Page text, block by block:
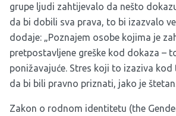
grupe ljudi zahtijevalo da nešto
da bi dobili sva prava, to bi izazvalo
dodaje: „Poznajem osobe kojima je
pretpostavljene greške kod dokaza –
ponižavajuće. Stres koji to izaziva
da bi bili pravno priznati, jako je
Zakon o rodnom identitetu (the